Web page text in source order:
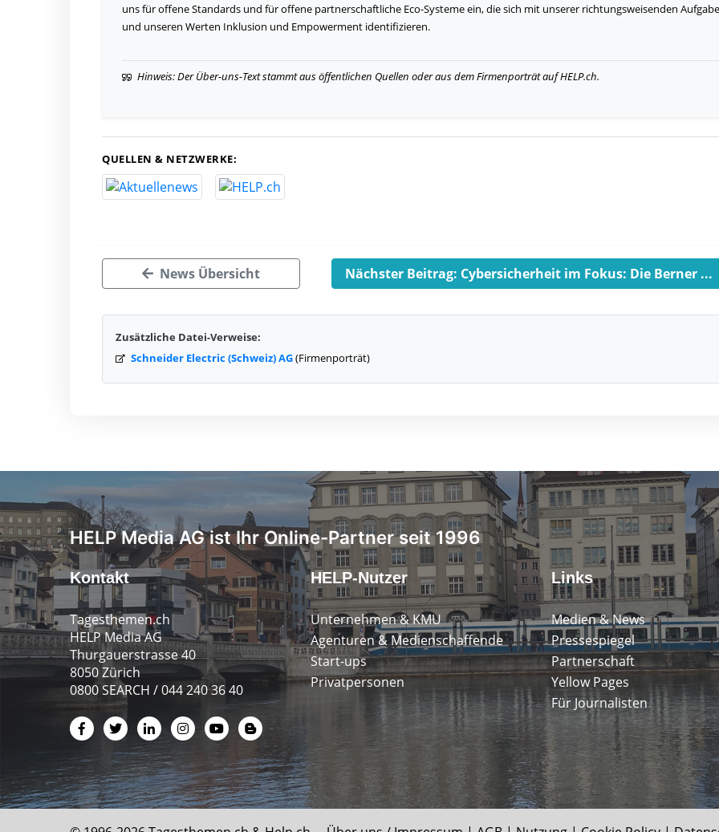
uns für offene Standards und für offene partnerschaftliche Eco-Systeme ein, die sich mit unserer richtungsweisenden Aufgabe
und unseren Werten Inklusion und Empowerment identifizieren.
Hinweis: Der Über-uns-Text stammt aus öffentlichen Quellen oder aus dem Firmenporträt auf HELP.ch.
QUELLEN & NETZWERKE:
News Übersicht Nächster Beitrag: Cybersicherheit im Fokus: Die Berner ...
Zusätzliche Datei-Verweise:
Schneider Electric (Schweiz) AG(Firmenporträt)
HELP Media AG ist Ihr Online-Partner seit 1996
Kontakt
Tagesthemen.ch
HELP Media AG
Thurgauerstrasse 40
8050 Zürich
0800 SEARCH / 044 240 36 40
HELP-Nutzer
Unternehmen & KMU
Agenturen & Medienschaffende
Start-ups
Privatpersonen
Links
Medien & News
Pressespiegel
Partnerschaft
Yellow Pages
Für Journalisten